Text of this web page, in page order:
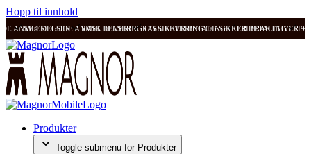
Hopp til innhold
ANMELDELSER RASK LEVERING OG SIKKER BETALING FRI FRAKT OVER
SVÆRT GODE ANMELDELSER RASK LEVERING OG SIKKER BETALING
Produkter
Toggle submenu for Produkter